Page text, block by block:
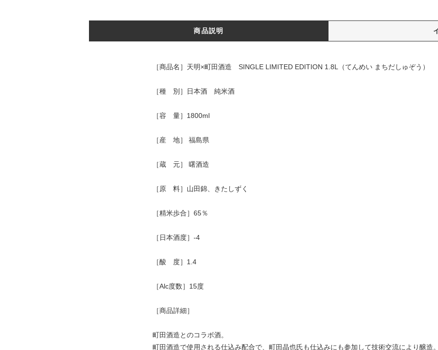
商品説明
［商品名］天明×町田酒造 SINGLE LIMITED EDITION 1.8L（てんめい まちだしゅぞう）
［種 別］日本酒 純米酒
［容 量］1800ml
［産 地］ 福島県
［蔵 元］ 曙酒造
［原 料］山田錦、きたしずく
［精米歩合］65％
［日本酒度］-4
［酸 度］1.4
［Alc度数］15度
［商品詳細］
町田酒造とのコラボ酒。
町田酒造で使用される仕込み配合で、町田晶也氏も仕込みにも参加して技術交流により醸造。